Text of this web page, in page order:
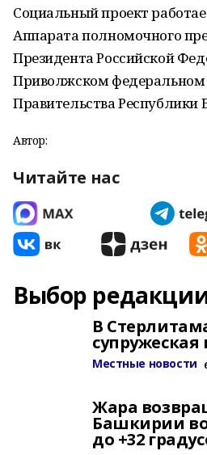
Социальный проект
Аппарата полномочного
Президента Российской
Приволжском федеральном
Правительства Республики
Автор:
Читайте нас
Выбор
В
супружеская
Местные новости
Жара
Башкирии
до +32